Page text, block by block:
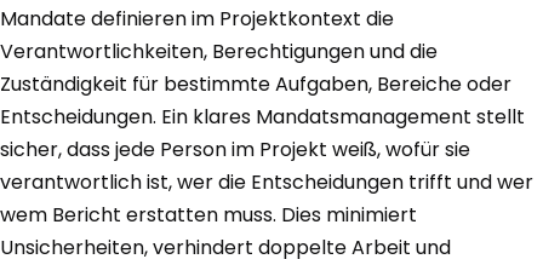
Mandate definieren im Projektkontext die
Verantwortlichkeiten, Berechtigungen und die
Zuständigkeit für bestimmte Aufgaben, Bereiche oder
Entscheidungen. Ein klares Mandatsmanagement stellt
sicher, dass jede Person im Projekt weiß, wofür sie
verantwortlich ist, wer die Entscheidungen trifft und wer
wem Bericht erstatten muss. Dies minimiert
Unsicherheiten, verhindert doppelte Arbeit und